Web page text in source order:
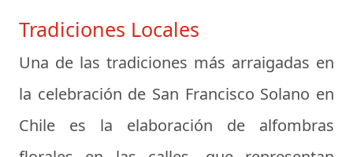
Tradiciones Locales
Una de las tradiciones más arraigadas en
la celebración de San Francisco Solano en
Chile es la elaboración de alfombras